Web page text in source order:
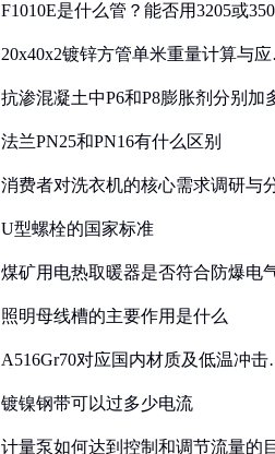
F1010E是什么管？能否用3205或
20x40x2镀锌方管单米重量计算与应
抗渗混凝土中P6和P8膨胀剂分别加
法兰PN25和PN16有什么区别
消费者对洗衣机的核心需求调研与
U型螺栓的国家标准
煤矿用电热取暖器是否符合防爆电
照明母线槽的主要作用是什么
A516Gr70对应国内材质及低温冲击
镀镍钢带可以过多少电流
计量泵如何达到控制和调节流量的